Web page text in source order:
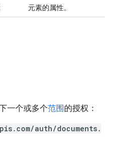
元素的属性。
一个或多个范围的授权：
auth/documents.